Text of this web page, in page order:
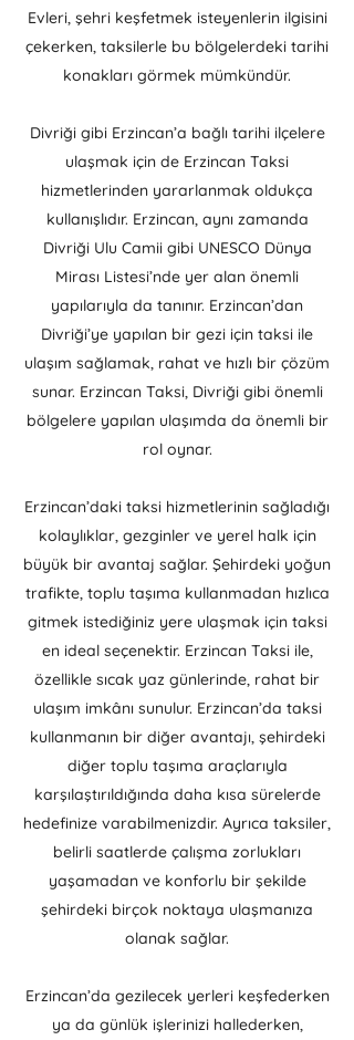
Evleri, şehri keşfetmek isteyenlerin ilgisini
çekerken, taksilerle bu bölgelerdeki tarihi
konakları görmek mümkündür.
Divriği gibi Erzincan’a bağlı tarihi ilçelere
ulaşmak için de Erzincan Taksi
hizmetlerinden yararlanmak oldukça
kullanışlıdır. Erzincan, aynı zamanda
Divriği Ulu Camii gibi UNESCO Dünya
Mirası Listesi’nde yer alan önemli
yapılarıyla da tanınır. Erzincan’dan
Divriği’ye yapılan bir gezi için taksi ile
ulaşım sağlamak, rahat ve hızlı bir çözüm
sunar. Erzincan Taksi, Divriği gibi önemli
bölgelere yapılan ulaşımda da önemli bir
rol oynar.
Erzincan’daki taksi hizmetlerinin sağladığı
kolaylıklar, gezginler ve yerel halk için
büyük bir avantaj sağlar. Şehirdeki yoğun
trafikte, toplu taşıma kullanmadan hızlıca
gitmek istediğiniz yere ulaşmak için taksi
en ideal seçenektir. Erzincan Taksi ile,
özellikle sıcak yaz günlerinde, rahat bir
ulaşım imkânı sunulur. Erzincan’da taksi
kullanmanın bir diğer avantajı, şehirdeki
diğer toplu taşıma araçlarıyla
karşılaştırıldığında daha kısa sürelerde
hedefinize varabilmenizdir. Ayrıca taksiler,
belirli saatlerde çalışma zorlukları
yaşamadan ve konforlu bir şekilde
şehirdeki birçok noktaya ulaşmanıza
olanak sağlar.
Erzincan’da gezilecek yerleri keşfederken
ya da günlük işlerinizi hallederken,